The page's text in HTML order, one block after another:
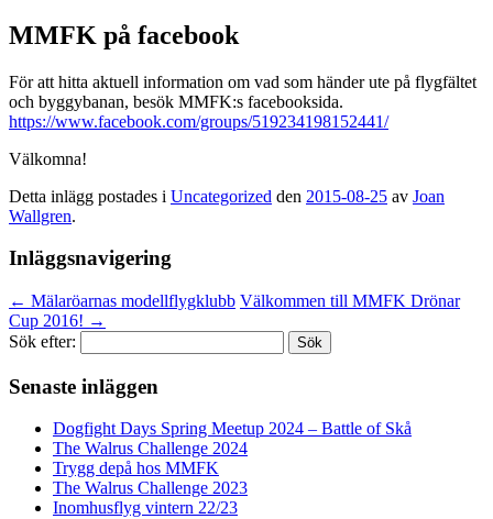
MMFK på facebook
För att hitta aktuell information om vad som händer ute på flygfältet
och byggybanan, besök MMFK:s facebooksida.
https://www.facebook.com/groups/519234198152441/
Välkomna!
Detta inlägg postades i Uncategorized den 2015-08-25 av Joan
Wallgren.
Inläggsnavigering
← Mälaröarnas modellflygklubb Välkommen till MMFK Drönar
Cup 2016! →
Sök efter:
Senaste inläggen
Dogfight Days Spring Meetup 2024 – Battle of Skå
The Walrus Challenge 2024
Trygg depå hos MMFK
The Walrus Challenge 2023
Inomhusflyg vintern 22/23